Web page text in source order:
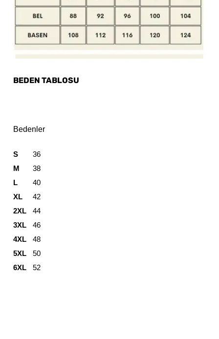
BEDEN TABLOSU
Bedenler
S
36
M
38
L
40
XL
42
2XL
44
3XL
46
4XL
48
5XL
50
6XL
52